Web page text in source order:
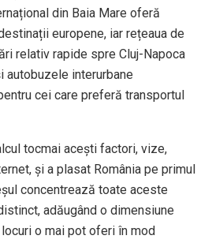
din Baia Mare oferă
europene, iar rețeaua de
relativ rapide spre Cluj-Napoca
autobuzele interurbane
cei care preferă transportul
tocmai acești factori, vize,
și a plasat România pe primul
concentrează toate aceste
adăugând o dimensiune
o mai pot oferi în mod